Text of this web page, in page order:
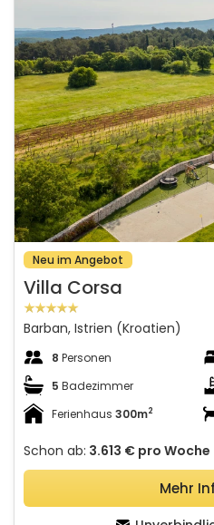
Neu im Angebot
Villa Corsa
Barban, Istrien (Kroatien)
8 Personen
5 Badezimmer
Ferienhaus 300m2
Schon ab: 3.613 € pro Woche
Mehr